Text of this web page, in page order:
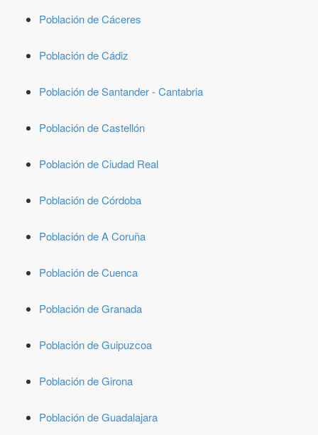
Población de Cáceres
Población de Cádiz
Población de Santander - Cantabria
Población de Castellón
Población de Ciudad Real
Población de Córdoba
Población de A Coruña
Población de Cuenca
Población de Granada
Población de Guipuzcoa
Población de Girona
Población de Guadalajara